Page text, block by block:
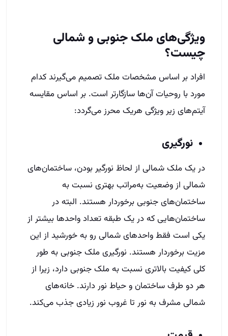
ویژگی‌های ملک جنوبی و شمالی
چیست؟
افراد بر اساس مشخصات ملک تصمیم می‌گیرند کدام
مورد با روحیات آن‌ها سازگارتر است. بر اساس مقایسه
آیتم‌های زیر ویژگی هریک محرز می‌گردد:
نورگیری
در یک ملک شمالی از لحاظ نورگیر بودن، ساختمان‌های
شمالی از وضعیت به‌مراتب بهتری نسبت به
ساختمان‌های جنوبی برخوردار هستند. البته در
ساختمان‌هایی که در یک طبقه تعداد واحدها بیشتر از
یکی است فقط واحدهای شمالی رو به خورشید از این
مزیت برخوردار هستند. نورگیری ملک جنوبی به طور
کلی کیفیت بالاتری نسبت به ملک جنوبی دارد، زیرا از
هر دو طرف ساختمان و حیاط نور دارند. خانه‌های
شمالی مشرف به نور تا غروب نور زیادی جذب می‌کند.